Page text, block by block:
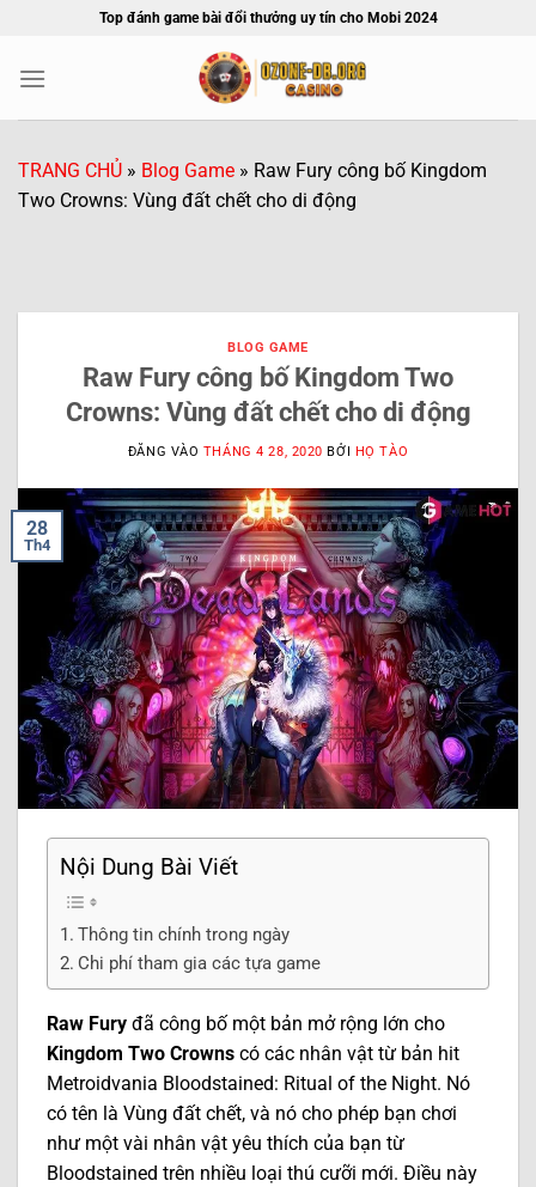
nội
Top đánh game bài đổi thưởng uy tín cho Mobi 2024
TRANG CHỦ » Blog Game » Raw Fury công bố Kingdom
Two Crowns: Vùng đất chết cho di động
BLOG GAME
Raw Fury công bố Kingdom Two
Crowns: Vùng đất chết cho di động
ĐĂNG VÀO THÁNG 4 28, 2020 BỞI HỌ TÀO
28
Th4
Nội Dung Bài Viết
Thông tin chính trong ngày
Chi phí tham gia các tựa game
Raw Fury đã công bố một bản mở rộng lớn cho
Kingdom Two Crowns có các nhân vật từ bản hit
Metroidvania Bloodstained: Ritual of the Night. Nó
có tên là Vùng đất chết, và nó cho phép bạn chơi
như một vài nhân vật yêu thích của bạn từ
Bloodstained trên nhiều loại thú cưỡi mới. Điều này